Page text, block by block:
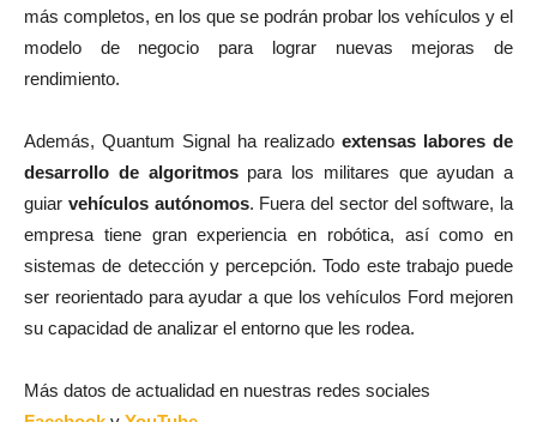
más completos, en los que se podrán probar los vehículos y el
modelo de negocio para lograr nuevas mejoras de
rendimiento.
Además, Quantum Signal ha realizado extensas labores de
desarrollo de algoritmospara los militares que ayudan a
guiar vehículos autónomos. Fuera del sector del software, la
empresa tiene gran experiencia en robótica, así como en
sistemas de detección y percepción. Todo este trabajo puede
ser reorientado para ayudar a que los vehículos Ford mejoren
su capacidad de analizar el entorno que les rodea.
Más datos de actualidad en nuestras redes sociales